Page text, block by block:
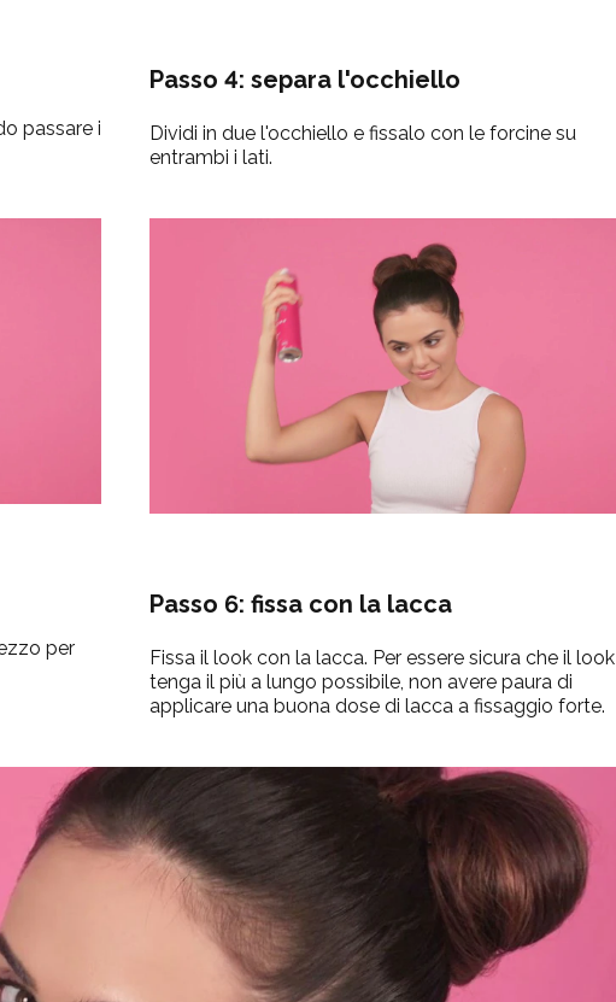
passare i
Passo 4: separa l'occhiello
Dividi in due l'occhiello e fissalo con le forcine su
entrambi i lati.
per
Passo 6: fissa con la lacca
Fissa il look con la lacca. Per essere sicura che il look
tenga il più a lungo possibile, non avere paura di
applicare una buona dose di lacca a fissaggio forte.